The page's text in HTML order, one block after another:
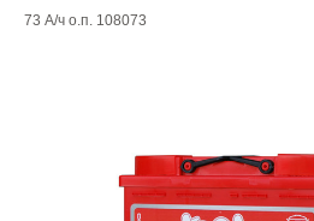
73 А/ч о.п. 108073